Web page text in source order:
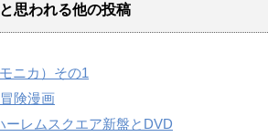
思われる他の投稿
ニカ）その1
険漫画
ーレムスクエア新盤とDVD